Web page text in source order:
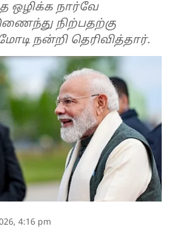
ஒழிக்க நார்வே
நிற்பதற்கு
நன்றி தெரிவித்தார்.
4:16 pm